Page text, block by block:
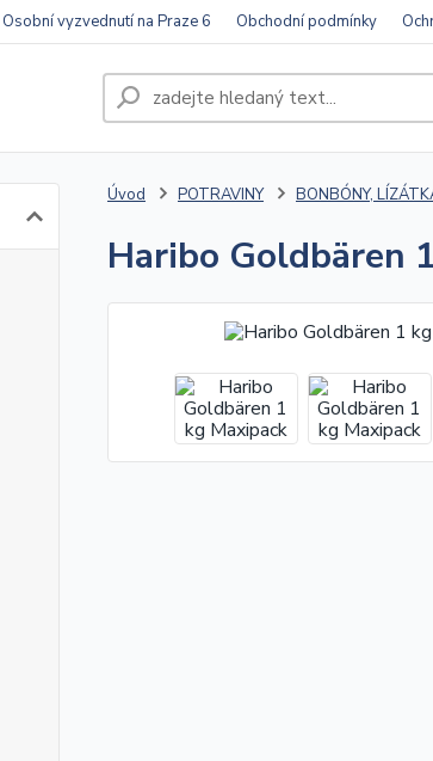
Osobní vyzvednutí na Praze 6 Obchodní podmínky
Úvod POTRAVINY BONBÓNY,
Haribo Goldbären